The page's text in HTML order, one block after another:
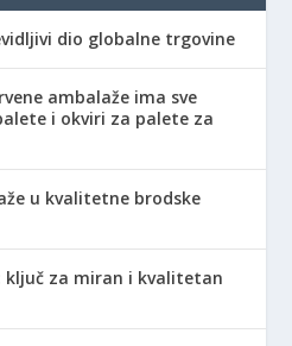
dio globalne trgovine
ambalaže ima sve
i okviri za palete za
u kvalitetne brodske
ključ za miran i kvalitetan